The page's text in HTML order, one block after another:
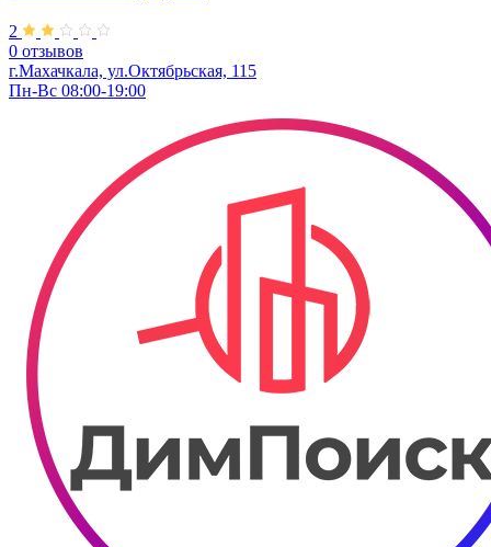
2
0 отзывов
г.Махачкала, ул.​Октябрьская, 115
Пн-Вс 08:00-19:00